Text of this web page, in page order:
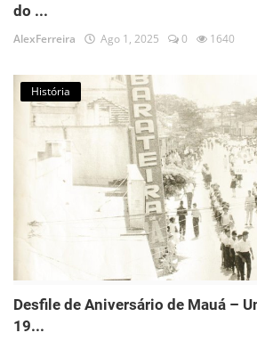
do ...
AlexFerreira Ago 1, 2025 0 1640
História
Desfile de Aniversário de Mauá –
19...